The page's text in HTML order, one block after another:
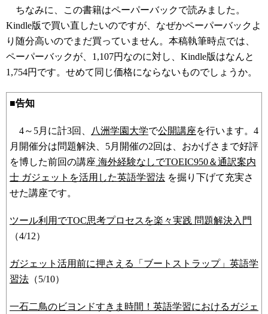
ちなみに、この書籍はペーパーバックで読みました。
Kindle版で買い直したいのですが、なぜかペーパーバックよ
り随分高いのでまだ買っていません。本稿執筆時点では、
ペーパーバックが、1,107円なのに対し、Kindle版はなんと
1,754円です。せめて同じ価格にならないものでしょうか。
■告知
4～5月に計3回、 八洲学園大学で公開講座を行います。4
月開催分は問題解決、5月開催の2回は、おかげさまで好評
を博した前回の講座 海外経験なしでTOEIC950＆通訳案内
士 ガジェットを活用した英語学習法 を掘り下げて充実さ
せた講座です。
ツール利用でTOC思考プロセスを楽々実践 問題解決入門
（4/12）
ガジェット活用前に押さえる「ブートストラップ」英語学
習法 （5/10）
一石二鳥のビヨンドすきま時間！英語学習におけるガジェ